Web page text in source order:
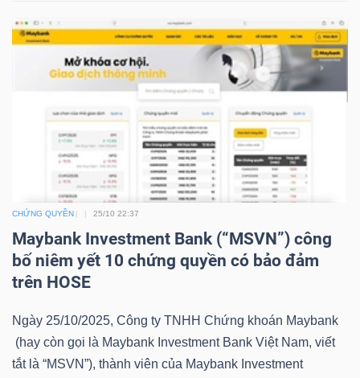
CHỨNG QUYỀN 25/10 22:37
Maybank Investment Bank (“MSVN”) công
bố niêm yết 10 chứng quyền có bảo đảm
trên HOSE
Ngày 25/10/2025, Công ty TNHH Chứng khoán Maybank
(hay còn gọi là Maybank Investment Bank Việt Nam, viết
tắt là “MSVN”), thành viên của Maybank Investment
SỨC
KHỎE